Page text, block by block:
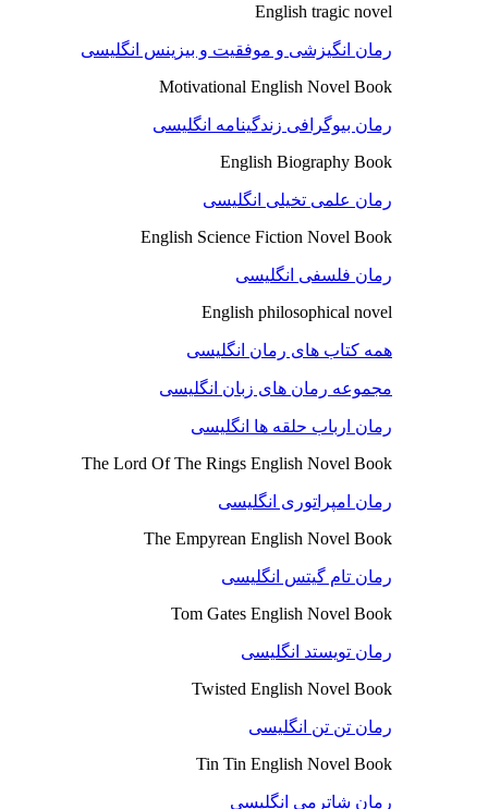
English tragic novel
رمان انگیزشی و موفقیت و بیزینس انگلیسی
Motivational English Novel Book
رمان بیوگرافی زندگینامه انگلیسی
English Biography Book
رمان علمی تخیلی انگلیسی
English Science Fiction Novel Book
رمان فلسفی انگلیسی
English philosophical novel
همه کتاب های رمان انگلیسی
مجموعه رمان های زبان انگلیسی
رمان ارباب حلقه ها انگلیسی
The Lord Of The Rings English Novel Book
رمان امپراتوری انگلیسی
The Empyrean English Novel Book
رمان تام گیتس انگلیسی
Tom Gates English Novel Book
رمان تویستد انگلیسی
Twisted English Novel Book
رمان تن تن انگلیسی
Tin Tin English Novel Book
رمان شاترمی انگلیسی